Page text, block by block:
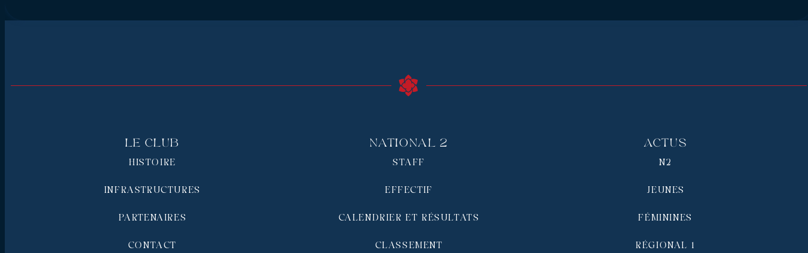
Le Club
HISTOIRE
INFRASTRUCTURES
PARTENAIRES
CONTACT
National 2
STAFF
EFFECTIF
CALENDRIER ET RÉSULTATS
CLASSEMENT
Actus
N2
JEUNES
FÉMININES
RÉGIONAL 1